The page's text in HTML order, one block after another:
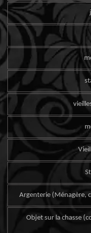
Argenterie (Ménagère,
Objet sur la chasse